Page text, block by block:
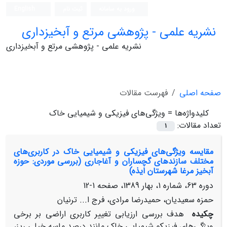
نشریه علمی - پژوهشی مرتع و آبخیزداری
نشریه علمی - پژوهشی مرتع و آبخیزداری
صفحه اصلی
فهرست مقالات
کلیدواژه‌ها = ویژگی‌های فیزیکی و شیمیایی خاک
تعداد مقالات:
1
مقایسه ویژگی‌های فیزیکی و شیمیایی خاک در کاربری‌های
مختلف سازندهای گچساران و آغاجاری (بررسی موردی: حوزه
آبخیز مرغا شهرستان ایذه)
دوره 63، شماره 1، بهار 1389، صفحه
1-12
حمزه سعیدیان، حمیدرضا مرادی، فرج ا... ترنیان
چکیده
هدف بررسی ارزیابی تغییر کاربری اراضی بر برخی